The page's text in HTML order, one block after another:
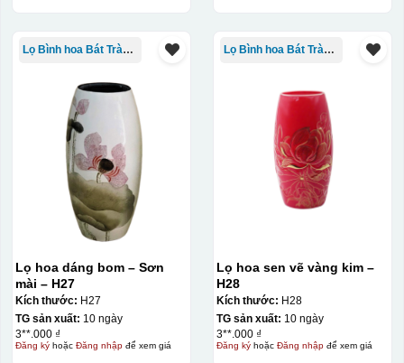
Lọ Bình hoa Bát Tràng in logo
Lọ hoa dáng bom – Sơn
mài – H27
Kích thước: H27
TG sản xuất: 10 ngày
3**.000 ₫
Đăng kýhoặc Đăng nhậpđể xem giá
Lọ Bình hoa Bát Tràng in logo
Lọ hoa sen vẽ vàng kim –
H28
Kích thước: H28
TG sản xuất: 10 ngày
3**.000 ₫
Đăng kýhoặc Đăng nhậpđể xem giá